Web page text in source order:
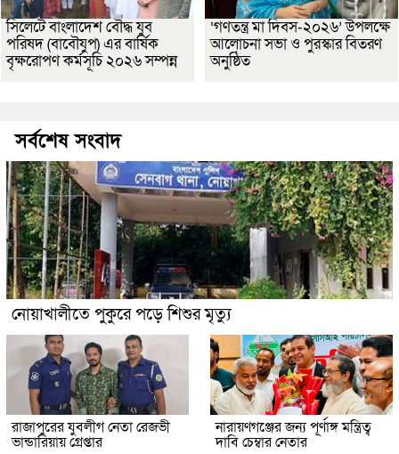
সিলেটে বাংলাদেশ বৌদ্ধ যুব
পরিষদ (বাবৌযুপ) এর বার্ষিক
বৃক্ষরোপণ কর্মসূচি ২০২৬ সম্পন্ন
‘গণতন্ত্র মা দিবস-২০২৬’ উপলক্ষে
আলোচনা সভা ও পুরস্কার বিতরণ
অনুষ্ঠিত
সর্বশেষ সংবাদ
নোয়াখালীতে পুকুরে পড়ে শিশুর মৃত্যু
রাজাপুরের যুবলীগ নেতা রেজভী
ভান্ডারিয়ায় গ্রেপ্তার
নারায়ণগঞ্জের জন্য পূর্ণাঙ্গ মন্ত্রিত্ব
দাবি চেম্বার নেতার